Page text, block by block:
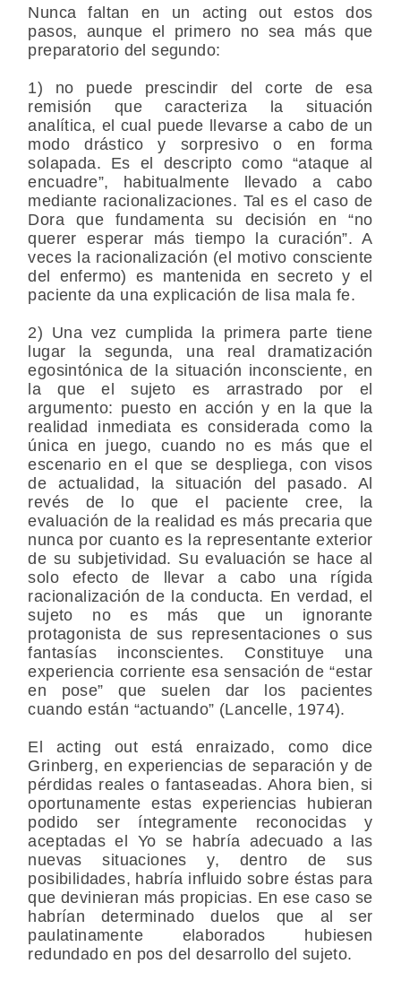
Nunca faltan en un acting out estos dos
pasos, aunque el primero no sea más que
preparatorio del segundo:
1) no puede prescindir del corte de esa
remisión que caracteriza la situación
analítica, el cual puede llevarse a cabo de un
modo drástico y sorpresivo o en forma
solapada. Es el descripto como “ataque al
encuadre”, habitualmente llevado a cabo
mediante racionalizaciones. Tal es el caso de
Dora que fundamenta su decisión en “no
querer esperar más tiempo la curación”. A
veces la racionalización (el motivo consciente
del enfermo) es mantenida en secreto y el
paciente da una explicación de lisa mala fe.
2) Una vez cumplida la primera parte tiene
lugar la segunda, una real dramatización
egosintónica de la situación inconsciente, en
la que el sujeto es arrastrado por el
argumento: puesto en acción y en la que la
realidad inmediata es considerada como la
única en juego, cuando no es más que el
escenario en el que se despliega, con visos
de actualidad, la situación del pasado. Al
revés de lo que el paciente cree, la
evaluación de la realidad es más precaria que
nunca por cuanto es la representante exterior
de su subjetividad. Su evaluación se hace al
solo efecto de llevar a cabo una rígida
racionalización de la conducta. En verdad, el
sujeto no es más que un ignorante
protagonista de sus representaciones o sus
fantasías inconscientes. Constituye una
experiencia corriente esa sensación de “estar
en pose” que suelen dar los pacientes
cuando están “actuando” (Lancelle, 1974).
El acting out está enraizado, como dice
Grinberg, en experiencias de separación y de
pérdidas reales o fantaseadas. Ahora bien, si
oportunamente estas experiencias hubieran
podido ser íntegramente reconocidas y
aceptadas el Yo se habría adecuado a las
nuevas situaciones y, dentro de sus
posibilidades, habría influido sobre éstas para
que devinieran más propicias. En ese caso se
habrían determinado duelos que al ser
paulatinamente elaborados hubiesen
redundado en pos del desarrollo del sujeto.